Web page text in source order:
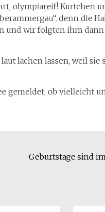
olympiareif! Kurtchen
denn die
und wir folgten ihm
lachen lassen, weil sie
gemeldet, ob vielleicht
Geburtstage sind